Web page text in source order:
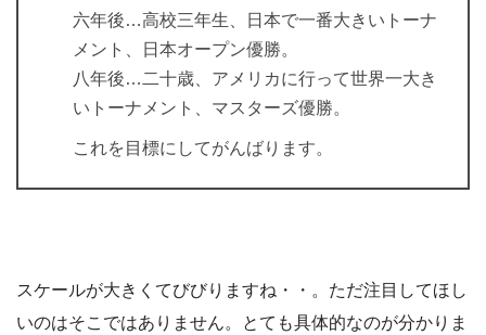
六年後…高校三年生、日本で一番大きいトーナ
メント、日本オープン優勝。
八年後…二十歳、アメリカに行って世界一大き
いトーナメント、マスターズ優勝。
これを目標にしてがんばります。
スケールが大きくてびびりますね・・。ただ注目してほし
いのはそこではありません。とても具体的なのが分かりま